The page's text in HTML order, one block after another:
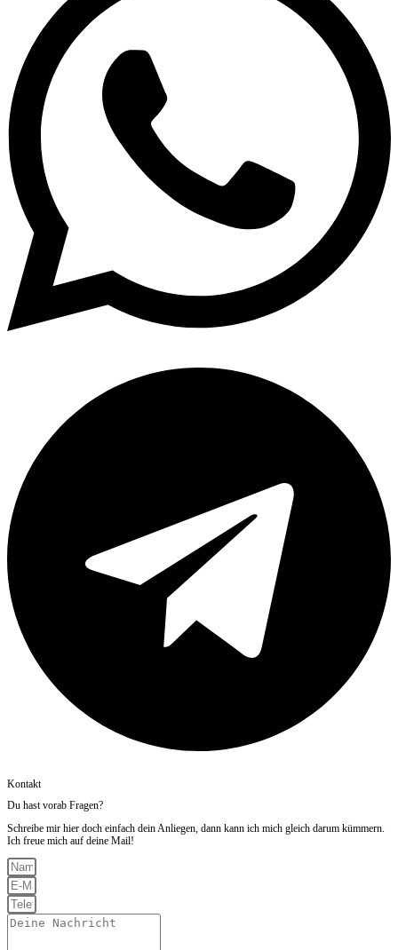
Kontakt
Du hast vorab Fragen?
Schreibe mir hier doch einfach dein Anliegen, dann kann ich mich gleich darum kümmern.
Ich freue mich auf deine Mail!